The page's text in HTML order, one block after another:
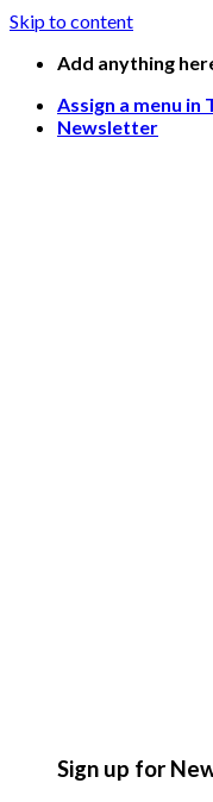
Skip to content
Add anything
Assign a menu in
Newsletter
Sign up for